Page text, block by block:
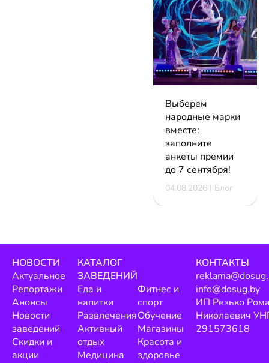
Выберем
народные марки
вместе:
заполните
анкеты премии
до 7 сентября!
04.08.2026 | Блог
НОВОСТИ
Актуальное
Репортажи
Анонсы
Новости
заведений
Скидки и
акции
КАТАЛОГ
ЗАВЕДЕНИЙ
Еда и
напитки
Развлечения
Активный
отдых
Медицина
Фитнес и
спорт
Обучение
Магазины
Красота и
здоровье
КОНТАКТЫ
info@dosug.by
ИП Резько
Николаевич
291573618